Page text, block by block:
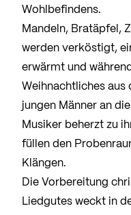
Wohlbefindens.
Mandeln, Bratäpfel,
werden verköstigt,
erwärmt und
Weihnachtliches
jungen Männer an
Musiker beherzt zu
füllen den
Klängen.
Die Vorbereitung
Liedgutes weckt in